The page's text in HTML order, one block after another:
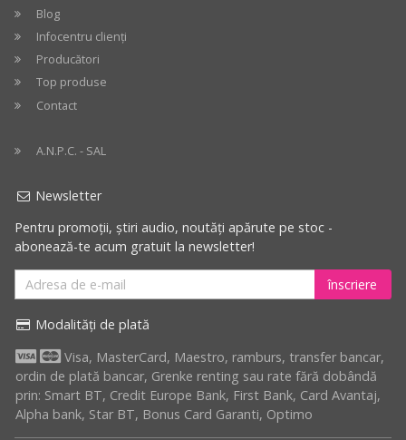
Blog
Infocentru clienți
Producători
Top produse
Contact
A.N.P.C. - SAL
Newsletter
Pentru promoții, știri audio, noutăți apărute pe stoc -
abonează-te acum gratuit la newsletter!
înscriere
Modalități de plată
Visa, MasterCard, Maestro, ramburs, transfer bancar,
ordin de plată bancar, Grenke renting sau rate fără dobândă
prin: Smart BT, Credit Europe Bank, First Bank, Card Avantaj,
Alpha bank, Star BT, Bonus Card Garanti, Optimo